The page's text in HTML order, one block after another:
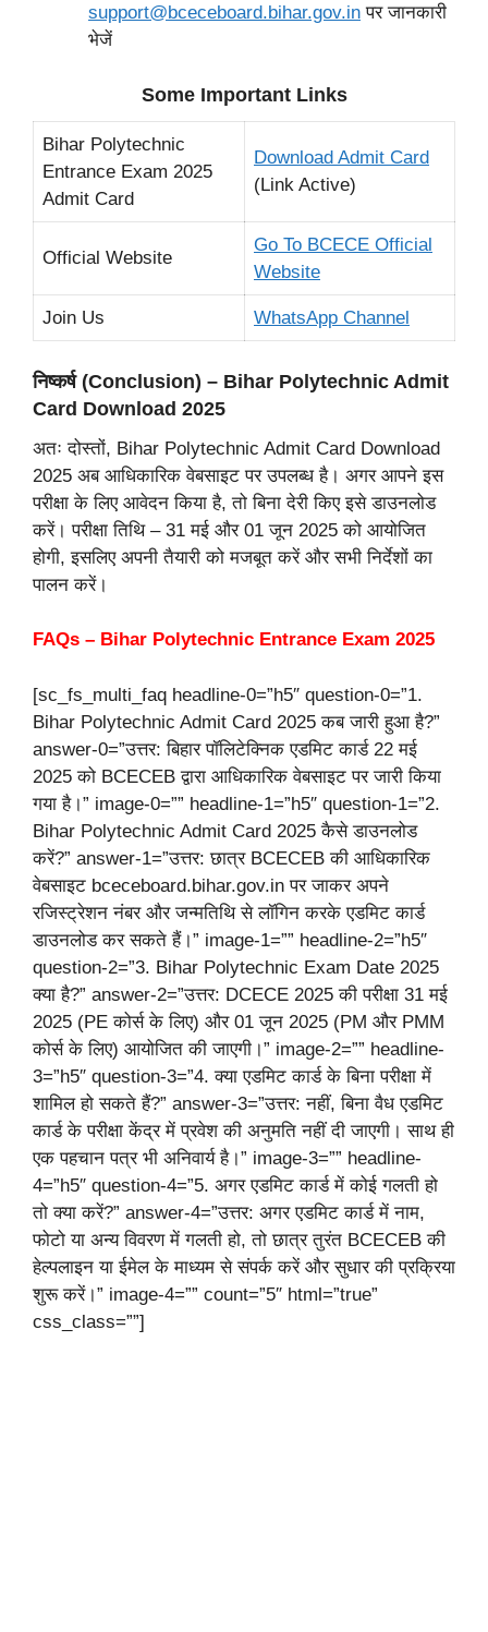
support@bceceboard.bihar.gov.in पर जानकारी
भेजें
Some Important Links
Bihar Polytechnic
Entrance Exam 2025
Admit Card
Download Admit Card
(Link Active)
Official Website
Go To BCECE Official
Website
Join Us WhatsApp Channel
निष्कर्ष (Conclusion) – Bihar Polytechnic Admit
Card Download 2025
अतः दोस्तों, Bihar Polytechnic Admit Card Download
2025 अब आधिकारिक वेबसाइट पर उपलब्ध है। अगर आपने इस
परीक्षा के लिए आवेदन किया है, तो बिना देरी किए इसे डाउनलोड
करें। परीक्षा तिथि – 31 मई और 01 जून 2025 को आयोजित
होगी, इसलिए अपनी तैयारी को मजबूत करें और सभी निर्देशों का
पालन करें।
FAQs – Bihar Polytechnic Entrance Exam 2025
[sc_fs_multi_faq headline-0=”h5″ question-0=”1.
Bihar Polytechnic Admit Card 2025 कब जारी हुआ है?”
answer-0=”उत्तर: बिहार पॉलिटेक्निक एडमिट कार्ड 22 मई
2025 को BCECEB द्वारा आधिकारिक वेबसाइट पर जारी किया
गया है।” image-0=”” headline-1=”h5″ question-1=”2.
Bihar Polytechnic Admit Card 2025 कैसे डाउनलोड
करें?” answer-1=”उत्तर: छात्र BCECEB की आधिकारिक
वेबसाइट bceceboard.bihar.gov.in पर जाकर अपने
रजिस्ट्रेशन नंबर और जन्मतिथि से लॉगिन करके एडमिट कार्ड
डाउनलोड कर सकते हैं।” image-1=”” headline-2=”h5″
question-2=”3. Bihar Polytechnic Exam Date 2025
क्या है?” answer-2=”उत्तर: DCECE 2025 की परीक्षा 31 मई
2025 (PE कोर्स के लिए) और 01 जून 2025 (PM और PMM
कोर्स के लिए) आयोजित की जाएगी।” image-2=”” headline-
3=”h5″ question-3=”4. क्या एडमिट कार्ड के बिना परीक्षा में
शामिल हो सकते हैं?” answer-3=”उत्तर: नहीं, बिना वैध एडमिट
कार्ड के परीक्षा केंद्र में प्रवेश की अनुमति नहीं दी जाएगी। साथ ही
एक पहचान पत्र भी अनिवार्य है।” image-3=”” headline-
4=”h5″ question-4=”5. अगर एडमिट कार्ड में कोई गलती हो
तो क्या करें?” answer-4=”उत्तर: अगर एडमिट कार्ड में नाम,
फोटो या अन्य विवरण में गलती हो, तो छात्र तुरंत BCECEB की
हेल्पलाइन या ईमेल के माध्यम से संपर्क करें और सुधार की प्रक्रिया
शुरू करें।” image-4=”” count=”5″ html=”true”
css_class=””]